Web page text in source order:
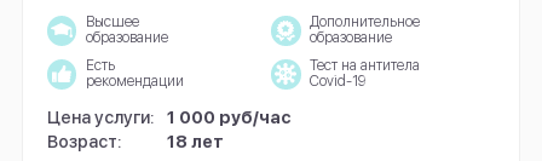
Высшее
образование
Дополнительное
образование
Есть
рекомендации
Тест на антитела
Covid-19
Цена услуги:
1 000 руб/час
Возраст:
18 лет